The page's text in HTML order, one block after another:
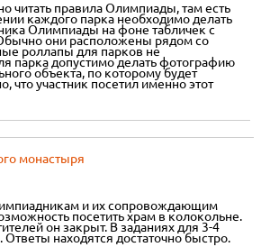
читать правила Олимпиады, там есть
каждого парка необходимо делать
Олимпиады на фоне табличек с
они расположены рядом со
роллапы для парков не
парка допустимо делать фотографию
объекта, по которому будет
что участник посетил именно этот
монастыря
и их сопровождающим
посетить храм в колокольне.
он закрыт. В заданиях для 3-4
Ответы находятся достаточно быстро.